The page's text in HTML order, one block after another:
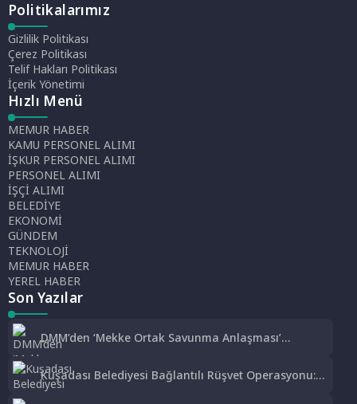
Politikalarımız
Gizlilik Politikası
Çerez Politikası
Telif Hakları Politikası
İçerik Yönetimi
Hızlı Menü
MEMUR HABER
KAMU PERSONEL ALIMI
İŞKUR PERSONEL ALIMI
PERSONEL ALIMI
İŞÇİ ALIMI
BELEDİYE
EKONOMİ
GÜNDEM
TEKNOLOJİ
MEMUR HABER
YEREL HABER
Son Yazılar
DMM’den ‘Mekke Ortak Savunma Anlaşması’
iddialarına yalanlama
Kuşadası Belediyesi Bağlantılı Rüşvet Operasyonu:
15 Gözaltı